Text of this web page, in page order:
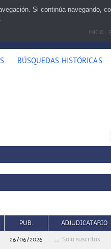
INICIO
BÚSQUEDAS HISTÓRICAS
PUB. ADJUDICATARIO
26/06/2026 Solo suscritos
Si continúa navegando,
.